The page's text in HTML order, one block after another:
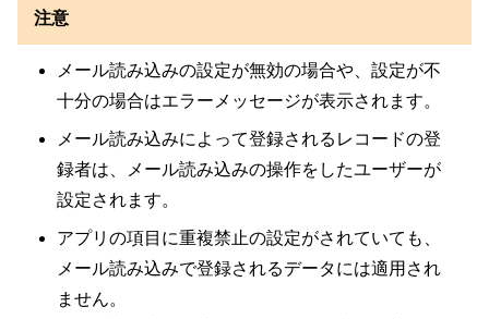
注意
メール読み込みの設定が無効の場合や、設定が不
十分の場合はエラーメッセージが表示されます。
メール読み込みによって登録されるレコードの登
録者は、メール読み込みの操作をしたユーザーが
設定されます。
アプリの項目に重複禁止の設定がされていても、
メール読み込みで登録されるデータには適用され
ません。